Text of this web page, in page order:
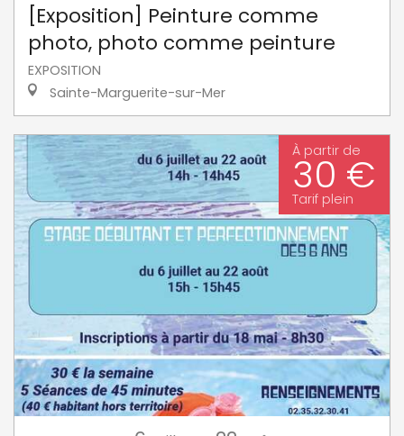
[Exposition] Peinture comme
photo, photo comme peinture
EXPOSITION
Sainte-Marguerite-sur-Mer
À partir de
30 €
Tarif plein